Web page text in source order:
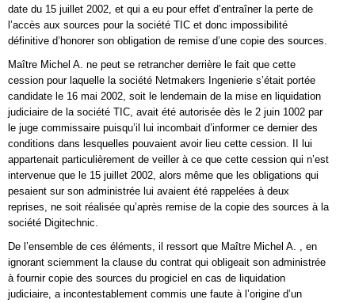
date du 15 juillet 2002, et qui a eu pour effet d’entraîner la perte de
l’accès aux sources pour la société TIC et donc impossibilité
définitive d’honorer son obligation de remise d’une copie des sources.
Maître Michel A. ne peut se retrancher derrière le fait que cette
cession pour laquelle la société Netmakers Ingenierie s’était portée
candidate le 16 mai 2002, soit le lendemain de la mise en liquidation
judiciaire de la société TIC, avait été autorisée dès le 2 juin 1002 par
le juge commissaire puisqu’il lui incombait d’informer ce dernier des
conditions dans lesquelles pouvaient avoir lieu cette cession. II lui
appartenait particulièrement de veiller à ce que cette cession qui n’est
intervenue que le 15 juillet 2002, alors même que les obligations qui
pesaient sur son administrée lui avaient été rappelées à deux
reprises, ne soit réalisée qu’après remise de la copie des sources à la
société Digitechnic.
De l’ensemble de ces éléments, il ressort que Maître Michel A. , en
ignorant sciemment la clause du contrat qui obligeait son administrée
à fournir copie des sources du progiciel en cas de liquidation
judiciaire, a incontestablement commis une faute à l’origine d’un